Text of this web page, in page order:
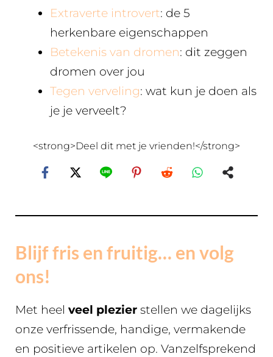
Extraverte introvert: de 5
herkenbare eigenschappen
Betekenis van dromen: dit zeggen
dromen over jou
Tegen verveling: wat kun je doen als
je je verveelt?
<strong>Deel dit met je vrienden!</strong>
Blijf fris en fruitig… en volg
ons!
Met heel veel plezier stellen we dagelijks
onze verfrissende, handige, vermakende
en positieve artikelen op. Vanzelfsprekend